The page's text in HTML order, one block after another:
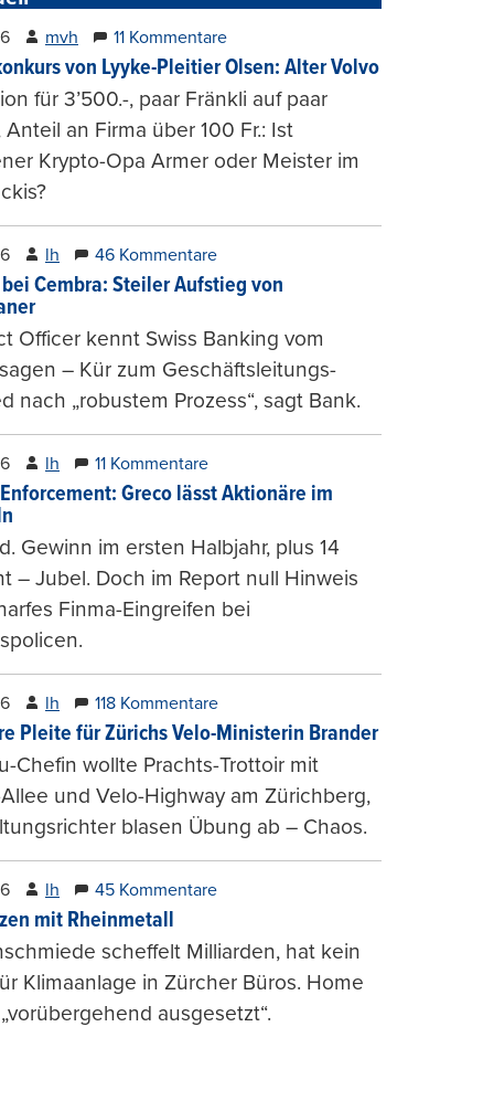
mvh 11 Kommentare
von Lyyke-Pleitier Olsen: Alter Volvo
für 3’500.-, paar Fränkli auf paar
Anteil an Firma über 100 Fr.: Ist
Krypto-Opa Armer oder Meister im
lh 46 Kommentare
Cembra: Steiler Aufstieg von
Officer kennt Swiss Banking vom
– Kür zum Geschäftsleitungs-
nach „robustem Prozess“, sagt Bank.
lh 11 Kommentare
Greco lässt Aktionäre im
Gewinn im ersten Halbjahr, plus 14
– Jubel. Doch im Report null Hinweis
Finma-Eingreifen bei
lh 118 Kommentare
Pleite für Zürichs Velo-Ministerin Brander
Chefin wollte Prachts-Trottoir mit
und Velo-Highway am Zürichberg,
blasen Übung ab – Chaos.
lh 45 Kommentare
mit Rheinmetall
scheffelt Milliarden, hat kein
Klimaanlage in Zürcher Büros. Home
ausgesetzt“.